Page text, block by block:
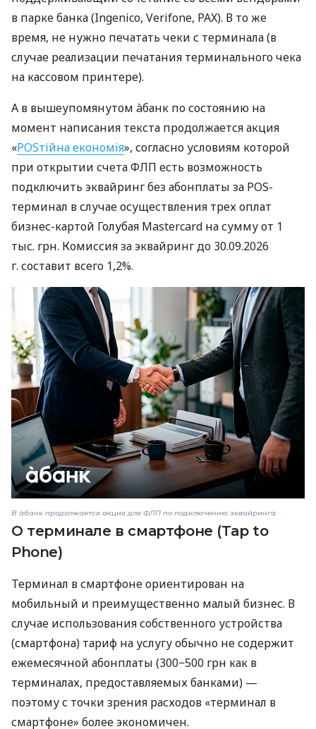
в парке банка (Ingenico, Verifone, PAX). В то же
время, не нужно печатать чеки с терминала (в
случае реализации печатания терминального чека
на кассовом принтере).
А в вышеупомянутом àбанк по состоянию на
момент написания текста продолжается акция
«POSтійна економія», согласно условиям которой
при открытии счета ФЛП есть возможность
подключить эквайринг без абонплаты за POS-
терминал в случае осуществления трех оплат
бизнес-картой Голубая Mastercard на сумму от 1
тыс. грн. Комиссия за эквайринг до 30.09.2026
г. составит всего 1,2%.
В àбанк продолжается акция для ФЛП по подключению эквайринга
О терминале в смартфоне (Tap to
Phone)
Терминал в смартфоне ориентирован на
мобильный и преимущественно малый бизнес. В
случае использования собственного устройства
(смартфона) тариф на услугу обычно не содержит
ежемесячной абонплаты (300−500 грн как в
терминалах, предоставляемых банками) —
поэтому с точки зрения расходов «терминал в
смартфоне» более экономичен.